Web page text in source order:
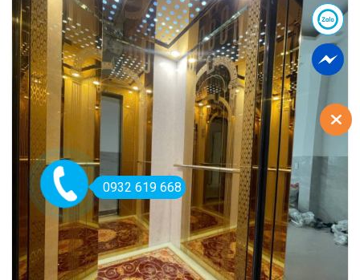
0932 619 668